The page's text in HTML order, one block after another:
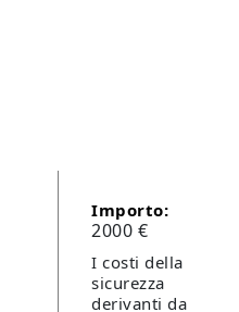
Importo:
2000 €
I costi della
sicurezza
derivanti da